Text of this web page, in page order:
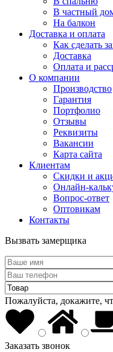
В частный
На балкон
Доставка и оплата
Как сделать
Доставка
Оплата и
О компании
Производство
Гарантия
Портфолио
Отзывы
Реквизиты
Вакансии
Карта сайта
Клиентам
Скидки и
Онлайн-
Вопрос-ответ
Оптовикам
Контакты
Вызвать замерщика
Пожалуйста, докажите,
Заказать звонок